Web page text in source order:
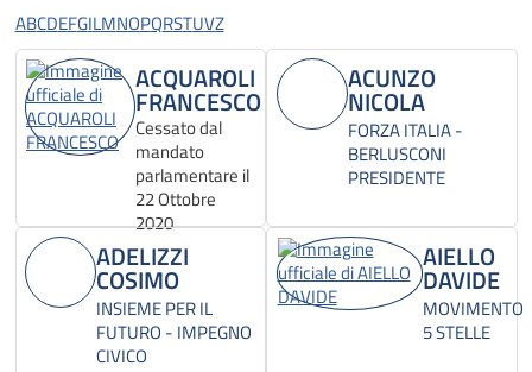
ABCDEFGILMNOPQRSTUVZ
ACQUAROLI
FRANCESCO
Cessato dal
mandato
parlamentare il
22 Ottobre
2020
ACUNZO
NICOLA
FORZA ITALIA -
BERLUSCONI
PRESIDENTE
ADELIZZI
COSIMO
INSIEME PER IL
FUTURO - IMPEGNO
CIVICO
AIELLO
DAVIDE
MOVIMENTO
5 STELLE